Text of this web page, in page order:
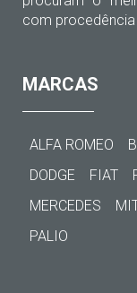
com procedência
MARCAS
ALFA ROMEO
DODGE
FIAT
MERCEDES
PALIO